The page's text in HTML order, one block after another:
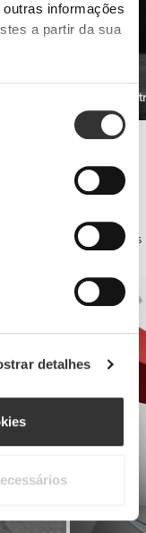
informações
a partir da sua
detalhes
XCESS
as dos ombros,
lubrificadas e
nos Russian Dips